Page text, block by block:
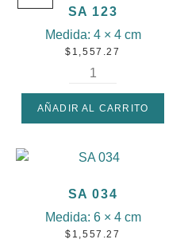
SA 123
Medida: 4 × 4 cm
$ 1,557.27
AÑADIR AL CARRITO
SA 034
Medida: 6 × 4 cm
$ 1,557.27